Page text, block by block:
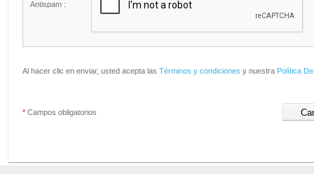
Antispam :
Al hacer clic en enviar, usted acepta las Términos y condiciones y nuestra Política
* Campos obligatorios